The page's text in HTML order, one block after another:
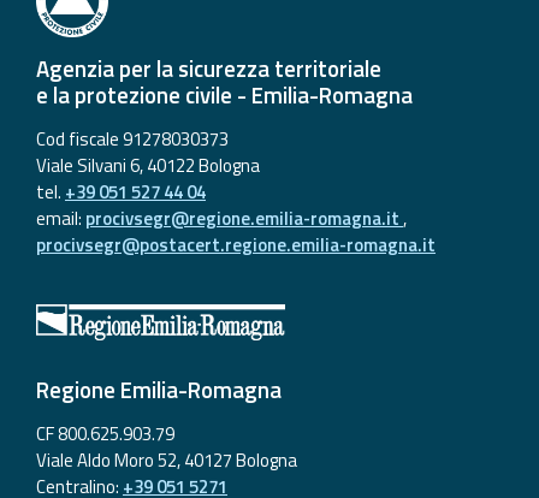
Agenzia per la sicurezza territoriale
e la protezione civile - Emilia-Romagna
Cod fiscale 91278030373
Viale Silvani 6, 40122 Bologna
tel. +39 051 527 44 04
email: procivsegr@regione.emilia-romagna.it,
procivsegr@postacert.regione.emilia-romagna.it
Regione Emilia-Romagna
CF 800.625.903.79
Viale Aldo Moro 52, 40127 Bologna
Centralino: +39 051 5271